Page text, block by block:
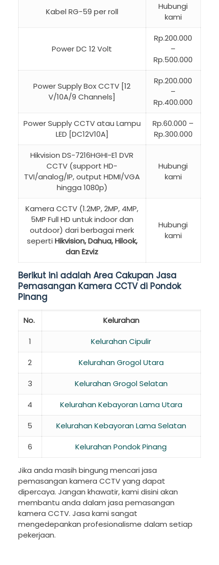
Kabel RG-59 per roll
Hubungi
kami
Power DC 12 Volt
Rp.200.000
–
Rp.500.000
Power Supply Box CCTV [12
V/10A/9 Channels]
Rp.200.000
–
Rp.400.000
Power Supply CCTV atau Lampu
LED [DC12V10A]
Rp.60.000 –
Rp.300.000
Hikvision DS-7216HGHI-E1 DVR
CCTV (support HD-
TVI/analog/IP, output HDMI/VGA
hingga 1080p)
Hubungi
kami
Kamera CCTV (1.2MP, 2MP, 4MP,
5MP Full HD untuk indoor dan
outdoor) dari berbagai merk
seperti Hikvision, Dahua, Hilook,
dan Ezviz
Hubungi
kami
Berikut ini adalah Area Cakupan Jasa
Pemasangan Kamera CCTV di Pondok
Pinang
No. Kelurahan
1 Kelurahan Cipulir
2 Kelurahan Grogol Utara
3 Kelurahan Grogol Selatan
4 Kelurahan Kebayoran Lama Utara
5 Kelurahan Kebayoran Lama Selatan
6 Kelurahan Pondok Pinang
Jika anda masih bingung mencari jasa
pemasangan kamera CCTV yang dapat
dipercaya. Jangan khawatir, kami disini akan
membantu anda dalam jasa pemasangan
kamera CCTV. Jasa kami sangat
mengedepankan profesionalisme dalam setiap
pekerjaan.